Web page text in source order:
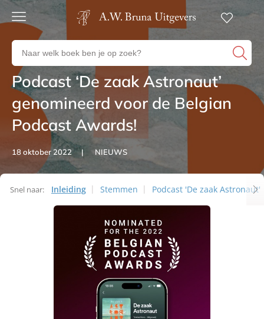
Gratis
verzending
23:00
besteld,
volgende
werkdag
in huis
Veilig
betalen
Gratis
retourneren
Zoeken
naar
boeken,
auteurs
en
uitgevers
Artikelen
Podcast ‘De zaak Astronaut’
genomineerd voor de Belgian
Podcast Awards!
18 oktober 2022 NIEUWS
Snel naar: Inleiding Stemmen
Podcast 'De zaak Astronaut'
Artikelen